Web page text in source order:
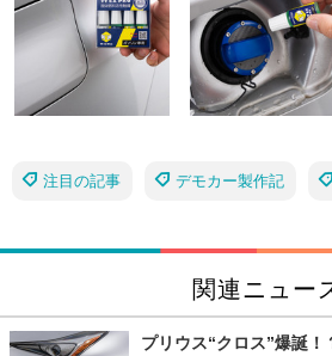
注目の記事 デモカー製作記
関連ニュー
プリウス“クロス”爆誕